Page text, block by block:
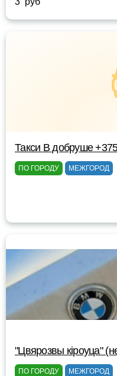
Такси В добруше
ПО ГОРОДУ МЕЖГОРОД
"Цвярозвы кipoyца"
ПО ГОРОДУ МЕЖГОРОД